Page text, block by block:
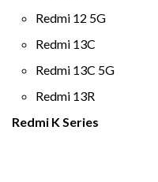
Redmi 12 5G
Redmi 13C
Redmi 13C 5G
Redmi 13R
Redmi K Series